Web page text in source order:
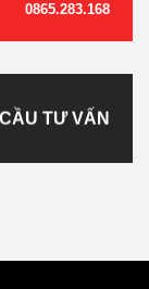
0865.283.168
TƯ VẤN